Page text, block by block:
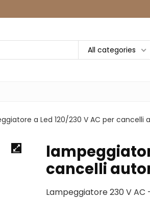
All categories
a Led 120/230 V AC per cancelli
cancelli
Lampeggiatore 230 V AC